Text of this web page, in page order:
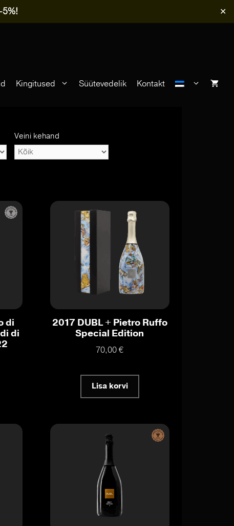
✕
Kingitused Süütevedelik Kontakt
Veini kehand
di
di
2017 DUBL + Pietro Ruffo
Special Edition
70,00€
Lisa korvi